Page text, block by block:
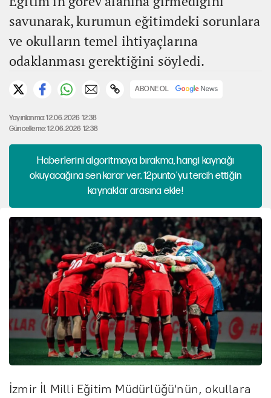
savunarak, kurumun eğitimdeki sorunlara
ve okulların temel ihtiyaçlarına
odaklanması gerektiğini söyledi.
ABONE OL
Yayınlanma: 12.06.2026 12:38
Güncelleme: 12.06.2026 12:38
Haberlerini algoritmaya bırakma, hangi kaynağı
okuyacağına sen karar ver. 12punto'yu tercih ettiğin
kaynaklar arasına ekle!
İzmir İl Milli Eğitim Müdürlüğü'nün, okullara